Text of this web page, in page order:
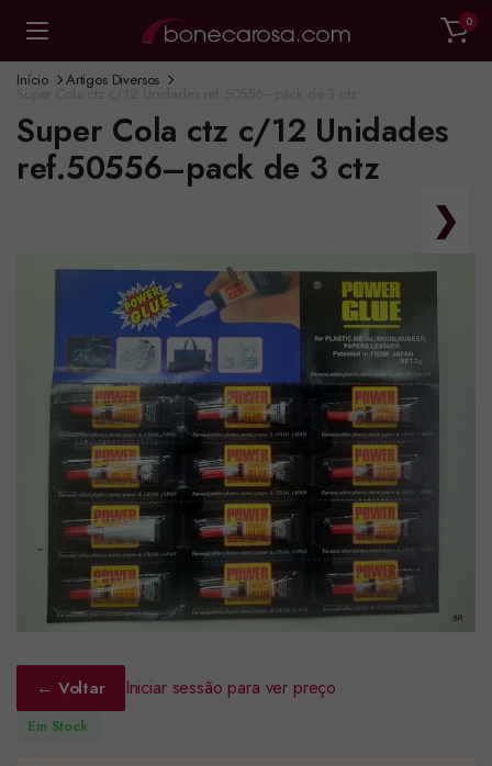
0
Início Artigos Diversos
Super Cola ctz c/12 Unidades ref.50556–pack de 3 ctz
Super Cola ctz c/12 Unidades
ref.50556–pack de 3 ctz
❯
← Voltar Iniciar sessão para ver preço
Em Stock